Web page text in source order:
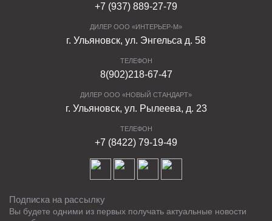
+7 (937) 889-27-79
ДИЛЕР ООО «ИНТЕРЬЕР-М»
г. Ульяновск, ул. Энгельса д. 58
ТЕЛЕФОН
8(902)218-67-47
ДИЛЕР ООО «НОВЫЙ СТАНДАРТ»
г. Ульяновск, ул. Рылеева, д. 23
ТЕЛЕФОН
+7 (8422) 79-19-49
Подписка на рассылку
Вы будете одними из первых получать актуальные новости